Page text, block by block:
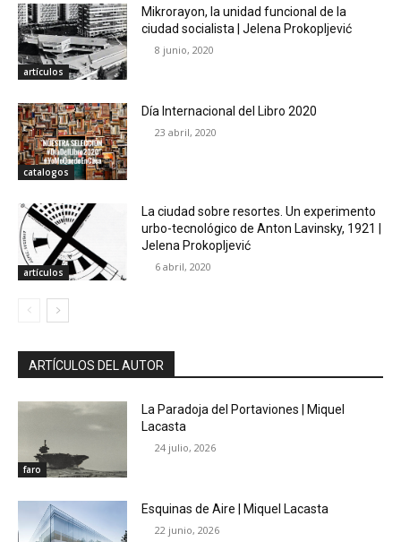
artículos
Mikrorayon, la unidad funcional de la
ciudad socialista | Jelena Prokopljević
8 junio, 2020
catalogos
Día Internacional del Libro 2020
23 abril, 2020
artículos
La ciudad sobre resortes. Un experimento
urbo-tecnológico de Anton Lavinsky, 1921 |
Jelena Prokopljević
6 abril, 2020
ARTÍCULOS DEL AUTOR
faro
La Paradoja del Portaviones | Miquel
Lacasta
24 julio, 2026
Esquinas de Aire | Miquel Lacasta
22 junio, 2026